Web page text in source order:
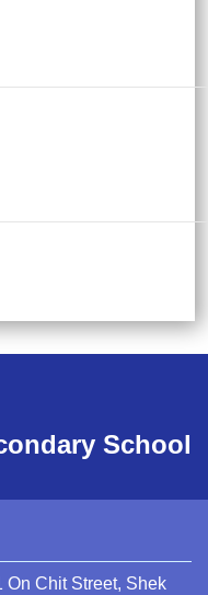
School
On Chit Street, Shek